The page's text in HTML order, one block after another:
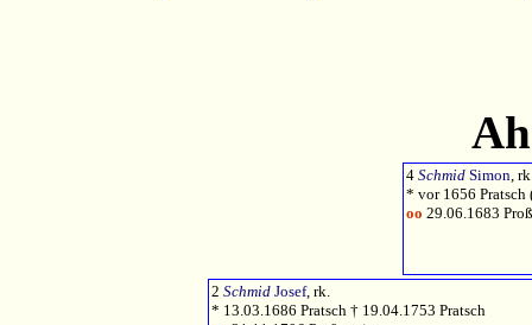
4 Schmid Simon,
* vor 1656 Pratsch
oo 29.06.1683
2 Schmid Josef, rk.
* 13.03.1686 Pratsch † 19.04.1753 Pratsch